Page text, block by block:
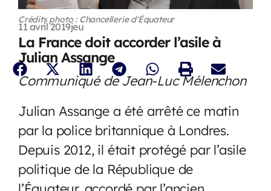
Crédits photo : Chancellerie d'Équateur
11 avril 2019jeu
La France doit accorder l’asile à
Julian Assange
Communiqué de Jean-Luc Mélenchon
Julian Assange a été arrêté ce matin
par la police britannique à Londres.
Depuis 2012, il était protégé par l’asile
politique de la République de